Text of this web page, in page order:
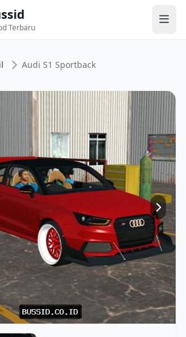
Terbaru
Audi S1 Sportback